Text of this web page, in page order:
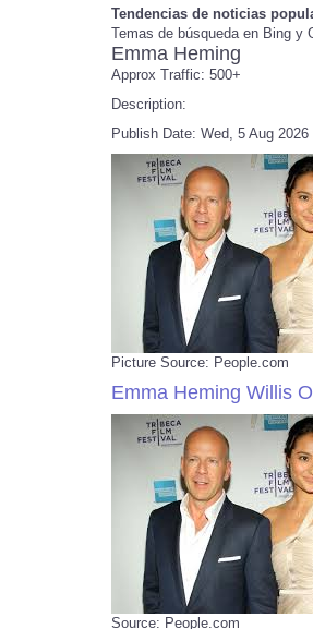
Tendencias de noticias
Temas de búsqueda en Bing y
Emma Heming
Approx Traffic: 500+
Description:
Publish Date: Wed, 5 Aug
Picture Source: People.com
Emma Heming Willis
Source: People.com